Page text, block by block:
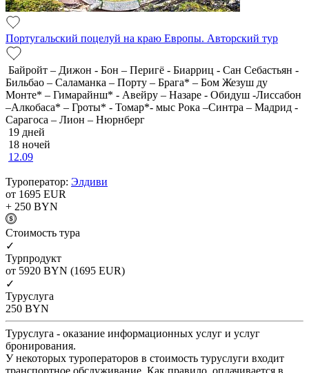
Португальский поцелуй на краю Европы. Авторский тур
Байройт – Дижон - Бон – Перигё - Биарриц - Сан Себастьян -
Бильбао – Саламанка – Порту – Брага* – Бом Жезуш ду
Монте* – Гимарайнш* - Авейру – Назаре - Обидуш -Лиссабон
–Алкобаса* – Гроты* - Томар*- мыс Рока –Синтра – Мадрид -
Сарагоса – Лион – Нюрнберг
19 дней
18 ночей
12.09
Туроператор: Элдиви
от 1695 EUR
+ 250 BYN
Cтоимость тура
✓
Турпродукт
от 5920 BYN (1695 EUR)
✓
Туруслуга
250 BYN
Туруслуга - оказание информационных услуг и услуг
бронирования.
У некоторых туроператоров в стоимость туруслуги входит
транспортное обслуживание. Как правило, оплачивается в